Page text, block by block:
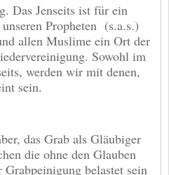
Das Jenseits ist für ein
Propheten (s.a.s.)
allen Muslime ein Ort der
Sowohl im
werden wir mit denen,
sein.
das Grab als Gläubiger
die ohne den Glauben
belastet sein